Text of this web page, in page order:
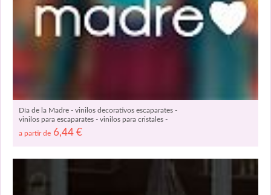
Día de la Madre - vinilos decorativos escaparates -
vinilos para escaparates - vinilos para cristales -
vinilos para ventanas 04332
a partir de 6,44 €